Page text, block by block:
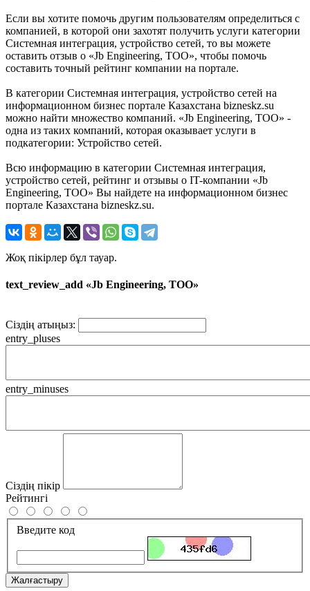
Если вы хотите помочь другим пользователям определиться с
компанией, в которой они захотят получить услуги категории
Системная интеграция, устройство сетей, то вы можете
оставить отзыв о «Jb Engineering, ТОО», чтобы помочь
составить точный рейтинг компании на портале.
В категории Системная интеграция, устройство сетей на
информационном бизнес портале Казахстана bizneskz.su
можно найти множество компаний. «Jb Engineering, ТОО» -
одна из таких компаний, которая оказывает услуги в
подкатегории: Устройство сетей.
Всю информацию в категории Системная интеграция,
устройство сетей, рейтинг и отзывы о IT-компании «Jb
Engineering, ТОО» Вы найдете на информационном бизнес
портале Казахстана bizneskz.su.
Жоқ пікірлер бұл тауар.
text_review_add «Jb Engineering, ТОО»
Сіздің атыңыз:
entry_pluses
entry_minuses
Сіздің пікір
Рейтингі
Введите код
Жалғастыру